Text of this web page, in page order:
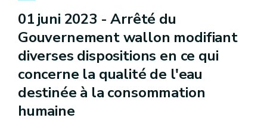
01 juni 2023 -Arrêté du
Gouvernement wallon modifiant
diverses dispositions en ce qui
concerne la qualité de l'eau
destinée à la consommation
humaine